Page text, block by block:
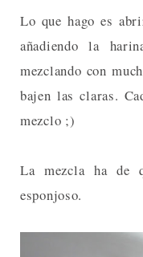
Lo que hago es
añadiendo la
mezclando con
bajen las claras.
mezclo ;)
La mezcla ha de
esponjoso.